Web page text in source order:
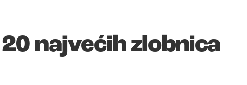
najvećih zlobnica